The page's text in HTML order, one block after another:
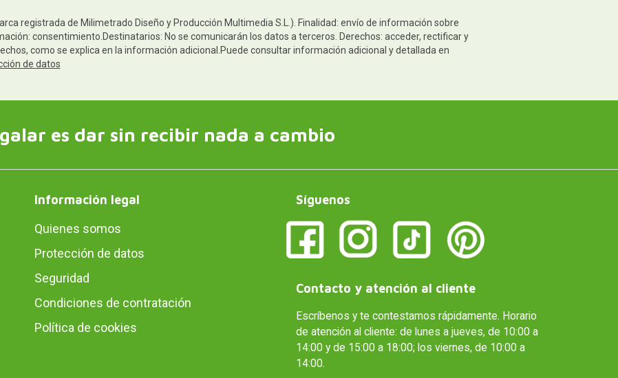
registrada de Milimetrado Diseño y Producción Multimedia S.L.). Finalidad: envío de información sobre
consentimiento.Destinatarios: No se comunicarán los datos a terceros. Derechos: acceder, rectificar y
como se explica en la información adicional.Puede consultar información adicional y detallada en
de datos
es dar sin recibir nada a cambio
Información legal
Quienes somos
Protección de datos
Seguridad
Condiciones de contratación
Política de cookies
Síguenos
Contacto y atención al cliente
Escríbenos y te contestamos rápidamente. Horario
de atención al cliente: de lunes a jueves, de 10:00 a
14:00 y de 15:00 a 18:00; los viernes, de 10:00 a
14:00.